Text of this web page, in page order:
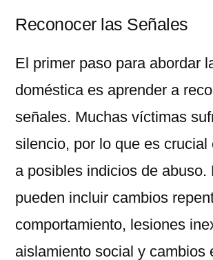
Reconocer las Señales
El primer paso para abordar
doméstica es aprender a
señales. Muchas víctimas
silencio, por lo que es crucial
a posibles indicios de abuso.
pueden incluir cambios
comportamiento, lesiones
aislamiento social y cambios